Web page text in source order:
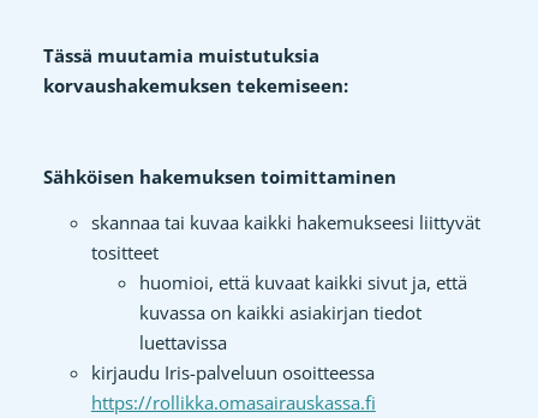
Tässä muutamia muistutuksia
korvaushakemuksen tekemiseen:
Sähköisen hakemuksen toimittaminen
skannaa tai kuvaa kaikki hakemukseesi liittyvät
tositteet
huomioi, että kuvaat kaikki sivut ja, että
kuvassa on kaikki asiakirjan tiedot
luettavissa
kirjaudu Iris-palveluun osoitteessa
https://rollikka.omasairauskassa.fi